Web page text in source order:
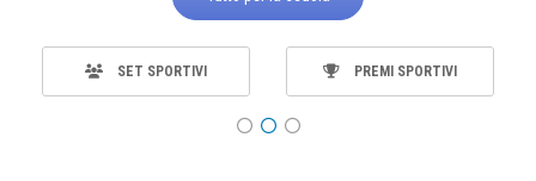
SET SPORTIVI PREMI SPORTIVI